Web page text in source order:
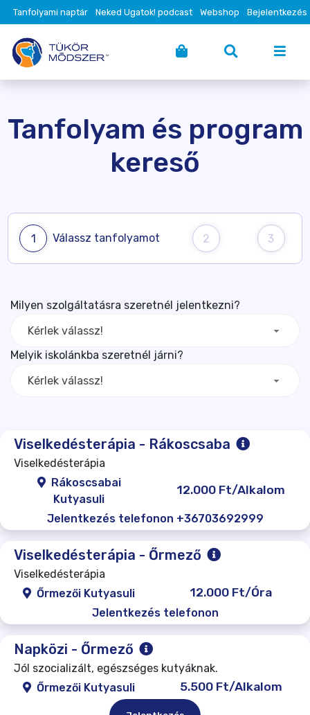
Tanfolyami naptár Neked Ugatok! podcast Webshop Bejelentkezés
Tanfolyam és program
kereső
1 Válassz tanfolyamot 2 3
Milyen szolgáltatásra szeretnél jelentkezni?
Kérlek válassz!
Melyik iskolánkba szeretnél járni?
Kérlek válassz!
Viselkedésterápia - Rákoscsaba
Viselkedésterápia
Rákoscsabai
Kutyasuli
12.000 Ft/Alkalom
Jelentkezés telefonon +36703692999
Viselkedésterápia - Őrmező
Viselkedésterápia
Őrmezői Kutyasuli
12.000 Ft/Óra
Jelentkezés telefonon
Napközi - Őrmező
Jól szocializált, egészséges kutyáknak.
Őrmezői Kutyasuli
5.500 Ft/Alkalom